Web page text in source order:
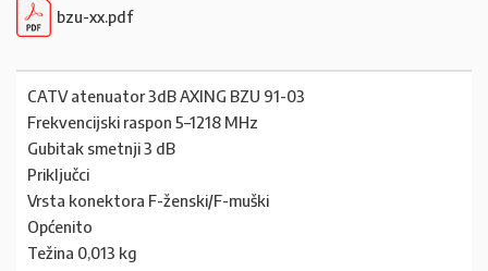
bzu-xx.pdf
CATV atenuator 3dB AXING BZU 91-03
Frekvencijski raspon 5–1218 MHz
Gubitak smetnji 3 dB
Priključci
Vrsta konektora F-ženski/F-muški
Općenito
Težina 0,013 kg